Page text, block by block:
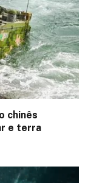
chinês
e terra